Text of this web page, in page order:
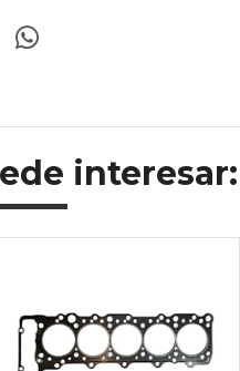
interesar: